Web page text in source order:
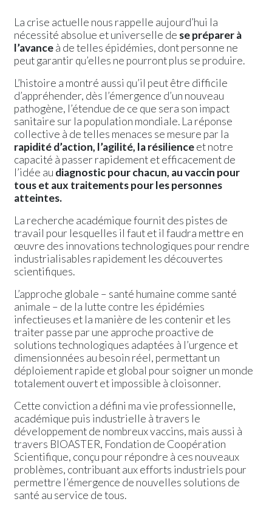
La crise actuelle nous rappelle aujourd’hui la
nécessité absolue et universelle de se préparer à
l’avanceà de telles épidémies, dont personne ne
peut garantir qu’elles ne pourront plus se produire.
L’histoire a montré aussi qu’il peut être difficile
d’appréhender, dès l’émergence d’un nouveau
pathogène, l’étendue de ce que sera son impact
sanitaire sur la population mondiale. La réponse
collective à de telles menaces se mesure par la
rapidité d’action, l’agilité, la résilienceet notre
capacité à passer rapidement et efficacement de
l’idée au diagnostic pour chacun, au vaccin pour
tous et aux traitements pour les personnes
atteintes.
La recherche académique fournit des pistes de
travail pour lesquelles il faut et il faudra mettre en
œuvre des innovations technologiques pour rendre
industrialisables rapidement les découvertes
scientifiques.
L’approche globale – santé humaine comme santé
animale – de la lutte contre les épidémies
infectieuses et la manière de les contenir et les
traiter passe par une approche proactive de
solutions technologiques adaptées à l’urgence et
dimensionnées au besoin réel, permettant un
déploiement rapide et global pour soigner un monde
totalement ouvert et impossible à cloisonner.
Cette conviction a défini ma vie professionnelle,
académique puis industrielle à travers le
développement de nombreux vaccins, mais aussi à
travers BIOASTER, Fondation de Coopération
Scientifique, conçu pour répondre à ces nouveaux
problèmes, contribuant aux efforts industriels pour
permettre l’émergence de nouvelles solutions de
santé au service de tous.